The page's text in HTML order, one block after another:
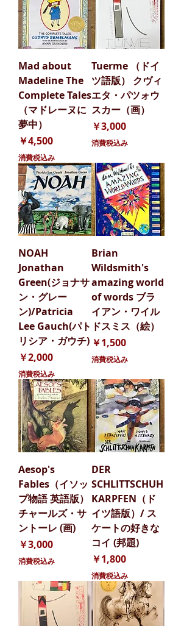
Mad about
Madeline The
Complete Tales
（マドレーヌに
夢中）
価格
￥4,500
消費税込み
Tuerme （ドイ
ツ語版） クヴィ
エタ・パツォウ
スカー（画）
価格
￥3,000
消費税込み
NOAH
Jonathan
Green(ジョナサ
ン・グレー
ン)/Patricia
Lee Gauch(パト
リシア・ガウチ)
価格
￥2,000
消費税込み
Brian
Wildsmith's
amazing world
of words ブラ
イアン・ワイル
ドスミス（絵）
価格
￥1,500
消費税込み
Aesop's
Fables（イソッ
プ物語 英語版）
チャールズ・サ
ントーレ (画)
価格
￥3,000
消費税込み
DER
SCHLITTSCHUH
KARPFEN（ド
イツ語版）/ ス
ケートの好きな
コイ (邦題)
価格
￥1,800
消費税込み